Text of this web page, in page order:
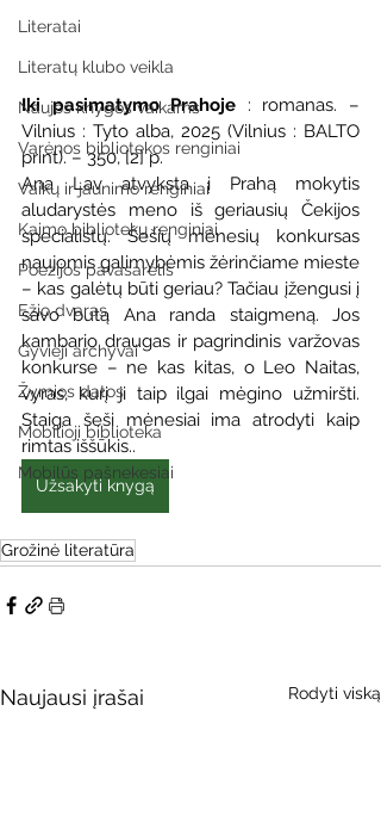
Literatai
Literatų klubo veikla
Naujos knygos vaikams
Varėnos bibliotekos renginiai
Vaikų ir jaunimo renginiai
Kaimo bibliotekų renginiai
Poezijos pavasarėlis
Ežio dvaras
Gyvieji archyvai
Žymios datos
Mobilioji biblioteka
Mobilūs pašnekesiai
Iki pasimatymo Prahoje : romanas. –
Vilnius : Tyto alba, 2025 (Vilnius : BALTO
print). – 350, [2] p.
Ana Lav atvyksta į Prahą mokytis
aludarystės meno iš geriausių Čekijos
specialistų. Šešių mėnesių konkursas
naujomis galimybėmis žėrinčiame mieste
– kas galėtų būti geriau? Tačiau įžengusi į
savo butą Ana randa staigmeną. Jos
kambario draugas ir pagrindinis varžovas
konkurse – ne kas kitas, o Leo Naitas,
vyras, kurį ji taip ilgai mėgino užmiršti.
Staiga šeši mėnesiai ima atrodyti kaip
rimtas iššūkis..
Užsakyti knygą
Grožinė literatūra
Naujausi įrašai Rodyti viską